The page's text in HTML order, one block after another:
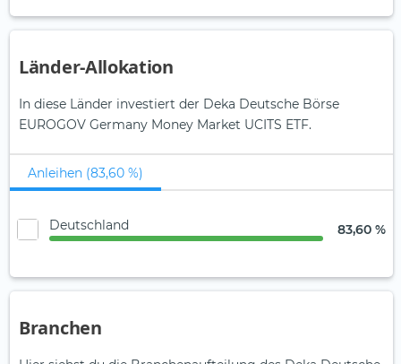
Länder-Allokation
In diese Länder investiert der Deka Deutsche Börse
EUROGOV Germany Money Market UCITS ETF.
Anleihen (83,60 %)
Deutschland 83,60 %
Branchen